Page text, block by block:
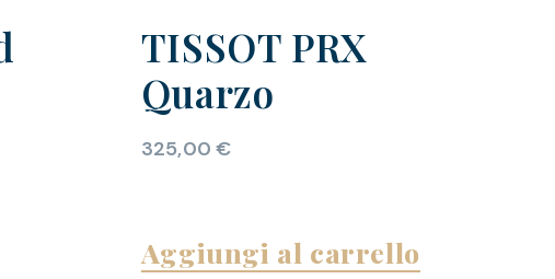
TISSOT PRX
Quarzo
325,00€
Aggiungi al carrello